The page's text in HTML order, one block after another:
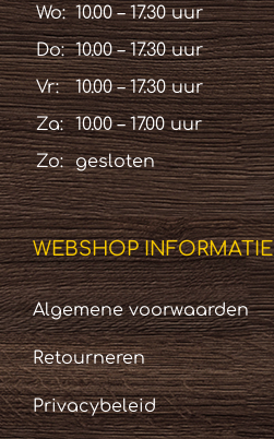
Wo: 10.00 – 17.30 uur
Do: 10.00 – 17.30 uur
Vr:
10.00 – 17.30 uur
Za:
10.00 – 17.00 uur
Zo:
gesloten
WEBSHOP INFORMATIE
Algemene voorwaarden
Retourneren
Privacybeleid